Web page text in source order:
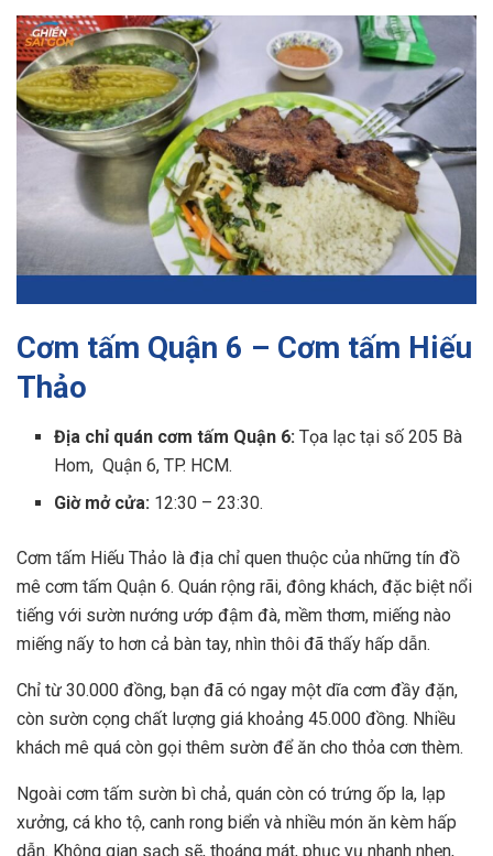
Cơm tấm Quận 6 – Cơm tấm Hiếu
Thảo
Địa chỉ quán cơm tấm Quận 6​:Tọa lạc tại số 205 Bà
Hom, Quận 6, TP. HCM.
Giờ mở cửa: 12:30 – 23:30.
Cơm tấm Hiếu Thảo là địa chỉ quen thuộc của những tín đồ
mê cơm tấm Quận 6. Quán rộng rãi, đông khách, đặc biệt nổi
tiếng với sườn nướng ướp đậm đà, mềm thơm, miếng nào
miếng nấy to hơn cả bàn tay, nhìn thôi đã thấy hấp dẫn.
Chỉ từ 30.000 đồng, bạn đã có ngay một dĩa cơm đầy đặn,
còn sườn cọng chất lượng giá khoảng 45.000 đồng. Nhiều
khách mê quá còn gọi thêm sườn để ăn cho thỏa cơn thèm.
Ngoài cơm tấm sườn bì chả, quán còn có trứng ốp la, lạp
xưởng, cá kho tộ, canh rong biển và nhiều món ăn kèm hấp
dẫn. Không gian sạch sẽ, thoáng mát, phục vụ nhanh nhẹn,